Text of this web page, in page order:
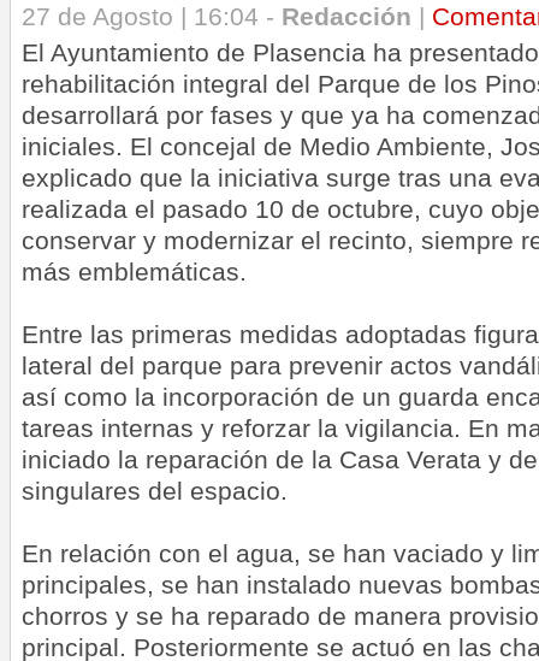
27 de Agosto | 16:04 - Redacción |
El Ayuntamiento de Plasencia ha
rehabilitación integral del Parque de los
desarrollará por fases y que ya ha
iniciales. El concejal de Medio Ambiente,
explicado que la iniciativa surge tras una
realizada el pasado 10 de octubre, cuyo
conservar y modernizar el recinto, siempre
más emblemáticas.
Entre las primeras medidas adoptadas
lateral del parque para prevenir actos
así como la incorporación de un guarda
tareas internas y reforzar la vigilancia. En
iniciado la reparación de la Casa Verata y
singulares del espacio.
En relación con el agua, se han vaciado y
principales, se han instalado nuevas
chorros y se ha reparado de manera
principal. Posteriormente se actuó en las